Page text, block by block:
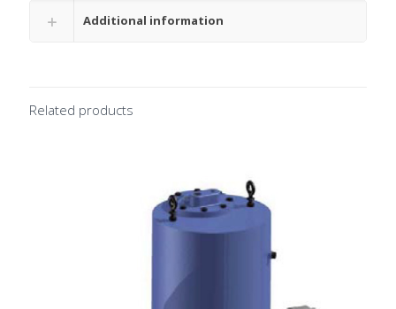
Additional information
Related products